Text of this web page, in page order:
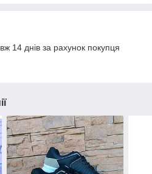
14 днів за рахунок покупця